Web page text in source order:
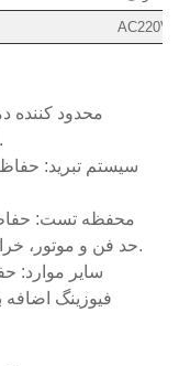
AC220V/
اهداف حفاظت حرارتی در طول آزمایش.
حد فن و موتور، خرابی فاز/معکوس، زمان بندی کل تجهیزات.
فیوزینگ